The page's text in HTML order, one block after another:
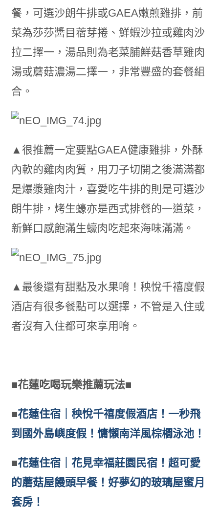
餐，可選沙朗牛排或GAEA嫩煎雞排，前
菜為莎莎醬目蓿芽捲、鮮蝦沙拉或雞肉沙
拉二擇一，湯品則為老菜脯鮮菇香草雞肉
湯或蘑菇濃湯二擇一，非常豐盛的套餐組
合。
▲很推薦一定要點GAEA健康雞排，外酥
內軟的雞肉肉質，用刀子切開之後滿滿都
是爆漿雞肉汁，喜愛吃牛排的則是可選沙
朗牛排，烤生蠔亦是西式排餐的一道菜，
新鮮口感飽滿生蠔肉吃起來海味滿滿。
▲最後還有甜點及水果唷！秧悅千禧度假
酒店有很多餐點可以選擇，不管是入住或
者沒有入住都可來享用唷。
■花蓮吃喝玩樂推薦玩法■
■花蓮住宿｜秧悅千禧度假酒店！一秒飛
到國外島嶼度假！慵懶南洋風棕櫚泳池！
■花蓮住宿｜花見幸福莊園民宿！超可愛
的蘑菇屋饅頭早餐！好夢幻的玻璃屋蜜月
套房！